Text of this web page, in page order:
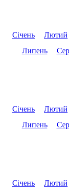
Січень Лютий
Липень
Січень Лютий
Липень
Січень Лютий